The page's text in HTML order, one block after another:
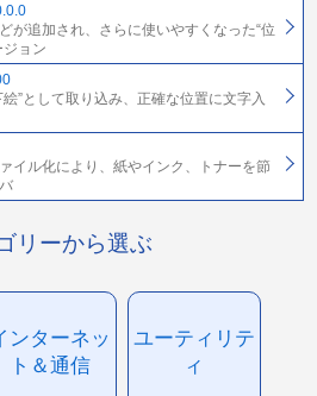
が追加され、さらに使いやすくなった“位
ョン
”として取り込み、正確な位置に文字入
イル化により、紙やインク、トナーを節
リーから選ぶ
ンターネッ
ト＆通信
ユーティリテ
ィ